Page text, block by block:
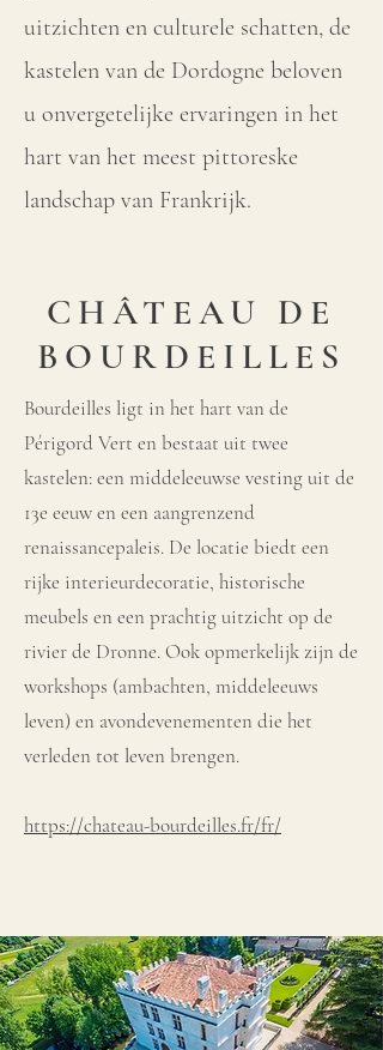
uitzichten en culturele schatten, de
kastelen van de Dordogne beloven
u onvergetelijke ervaringen in het
hart van het meest pittoreske
landschap van Frankrijk.
CHÂTEAU DE
BOURDEILLES
Bourdeilles ligt in het hart van de
Périgord Vert en bestaat uit twee
kastelen: een middeleeuwse vesting uit de
13e eeuw en een aangrenzend
renaissancepaleis. De locatie biedt een
rijke interieurdecoratie, historische
meubels en een prachtig uitzicht op de
rivier de Dronne. Ook opmerkelijk zijn de
workshops (ambachten, middeleeuws
leven) en avondevenementen die het
verleden tot leven brengen.
https://chateau-bourdeilles.fr/fr/